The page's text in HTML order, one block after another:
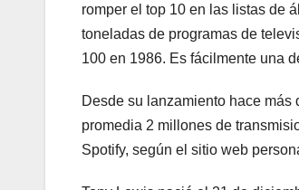
romper el top 10 en las listas de
toneladas de programas de
100 en 1986. Es fácilmente una
Desde su lanzamiento hace
promedia 2 millones de
Spotify, según el sitio web